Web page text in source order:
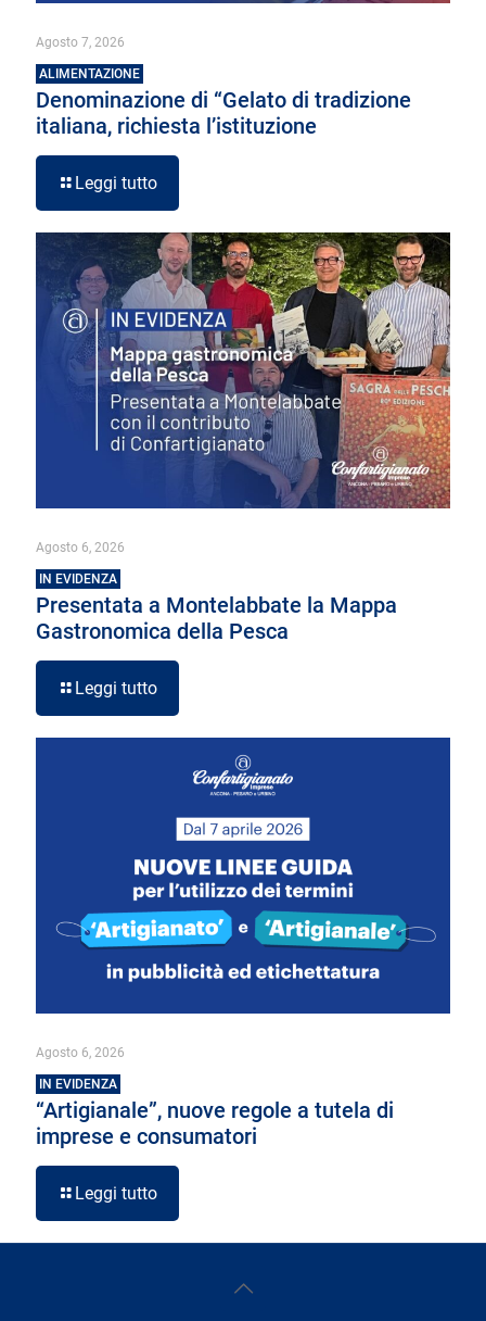
Agosto 7, 2026
ALIMENTAZIONE
Denominazione di “Gelato di tradizione
italiana, richiesta l’istituzione
Leggi tutto
Agosto 6, 2026
IN EVIDENZA
Presentata a Montelabbate la Mappa
Gastronomica della Pesca
Leggi tutto
Agosto 6, 2026
IN EVIDENZA
“Artigianale”, nuove regole a tutela di
imprese e consumatori
Leggi tutto